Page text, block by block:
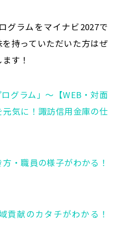
グラムをマイナビ2027で
持っていただいた方はぜ
す！
グラム」～【WEB・対面
気に！諏訪信用金庫の仕
・職員の様子がわかる！
貢献のカタチがわかる！